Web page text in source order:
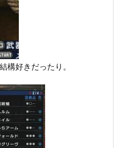
構好きだったり。